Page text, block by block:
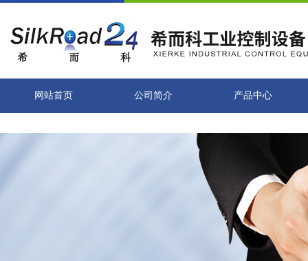
网站首页 公司简介 产品中心